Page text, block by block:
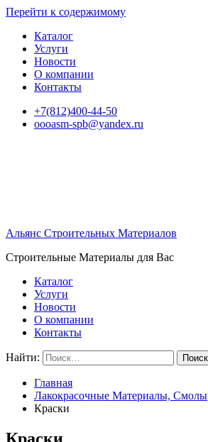
Перейти к содержимому
Каталог
Услуги
Новости
О компании
Контакты
+7(812)400-44-50
oooasm-spb@yandex.ru
Альянс Строительных Материалов
Строительные Материалы для Вас
Каталог
Услуги
Новости
О компании
Контакты
Найти:
Главная
Лакокрасочные Материалы, Смолы
Краски